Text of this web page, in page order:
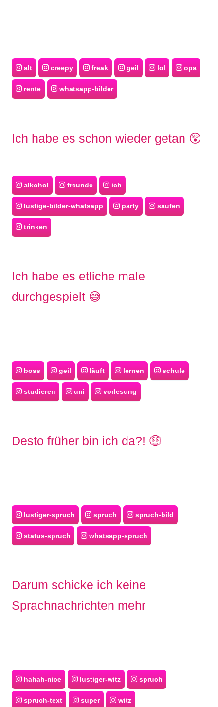
alt creepy freak geil lol opa
rente whatsapp-bilder
Ich habe es schon wieder getan 😲
alkohol freunde ich
lustige-bilder-whatsapp party saufen
trinken
Ich habe es etliche male
durchgespielt 😅
boss geil läuft lernen schule
studieren uni vorlesung
Desto früher bin ich da?! 🤑
lustiger-spruch spruch spruch-bild
status-spruch whatsapp-spruch
Darum schicke ich keine
Sprachnachrichten mehr
hahah-nice lustiger-witz spruch
spruch-text super witz